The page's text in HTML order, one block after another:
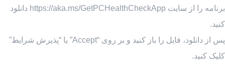
برنامه را از سایت https://aka.ms/GetPCHealthCheckApp دانلود
کنید.
پس از دانلود، فایل را باز کنید و بر روی “Accept” یا “پذیرش شرایط”
کلیک کنید.